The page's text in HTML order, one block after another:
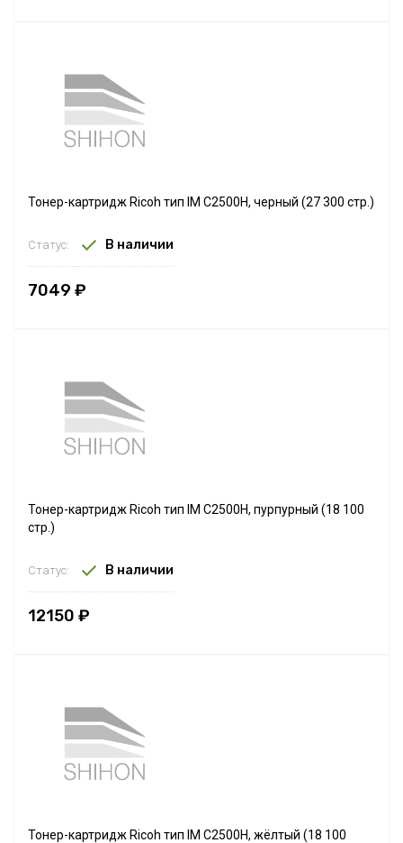
Тонер-картридж Ricoh тип IM C2500H, черный (27 300 стр.)
Статус: В наличии
7049 ₽
Тонер-картридж Ricoh тип IM C2500H, пурпурный (18 100
стр.)
Статус: В наличии
12150 ₽
Тонер-картридж Ricoh тип IM C2500H, жёлтый (18 100